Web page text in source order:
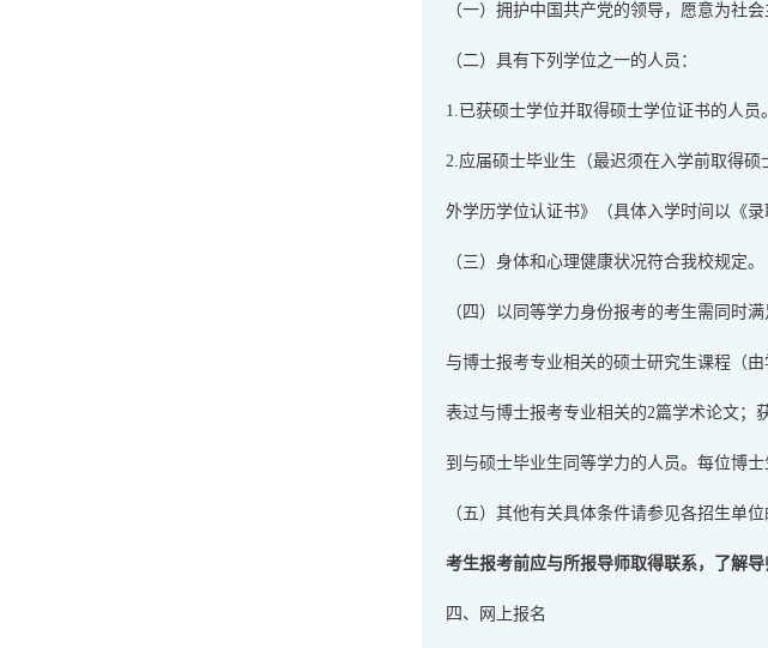
（一）拥护中国共产党的领导，愿意为社
（二）具有下列学位之一的人员：
1.已获硕士学位并取得硕士学位证书的人员。
2.应届硕士毕业生（最迟须在入学前取得
外学历学位认证书》（具体入学时间以《录
（三）身体和心理健康状况符合我校规定。
（四）以同等学力身份报考的考生需同时
与博士报考专业相关的硕士研究生课程（
表过与博士报考专业相关的2篇学术论文；
到与硕士毕业生同等学力的人员。每位博
（五）其他有关具体条件请参见各招生单位
考生报考前应与所报导师取得联系，了解
四、网上报名